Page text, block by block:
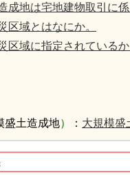
成地は宅地建物取引に
区域とはなにか。
区域に指定されているか
盛土造成地） ： 大規模盛